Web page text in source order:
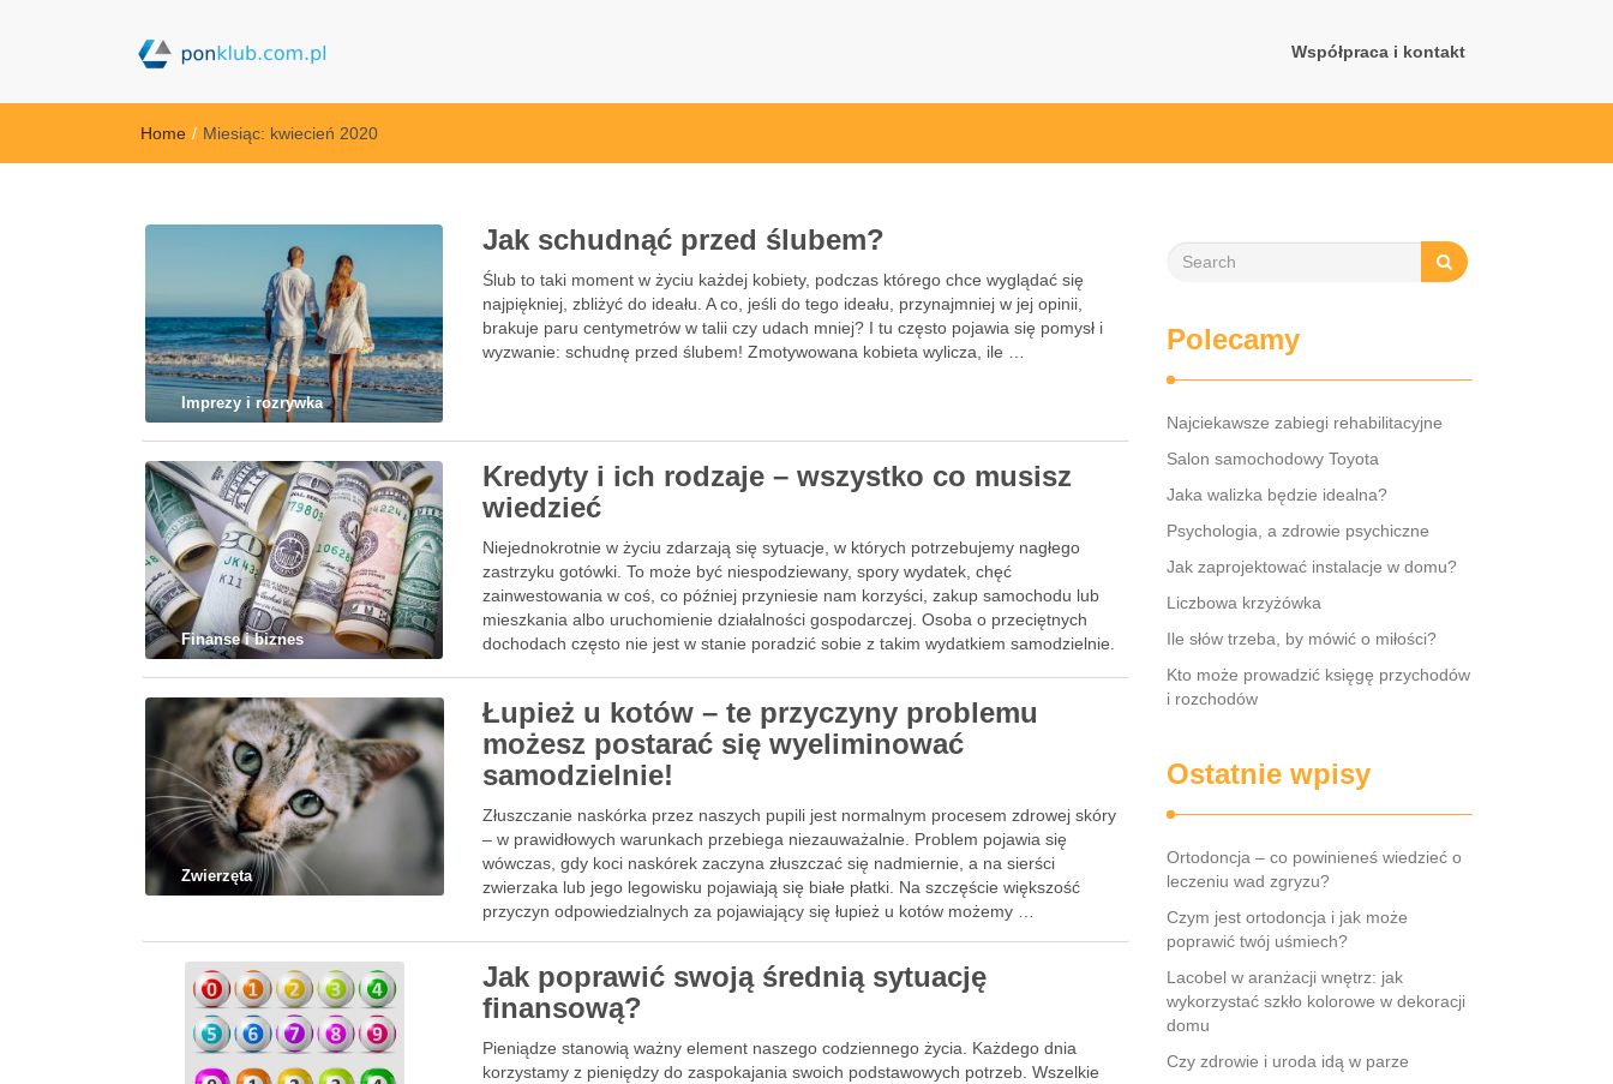
Współpraca i kontakt
Home / Miesiąc: kwiecień 2020
Imprezy i rozrywka
Jak schudnąć przed ślubem?
Ślub to taki moment w życiu każdej kobiety, podczas którego chce wyglądać się
najpiękniej, zbliżyć do ideału. A co, jeśli do tego ideału, przynajmniej w jej opinii,
brakuje paru centymetrów w talii czy udach mniej? I tu często pojawia się pomysł i
wyzwanie: schudnę przed ślubem! Zmotywowana kobieta wylicza, ile …
Finanse i biznes
Kredyty i ich rodzaje – wszystko co musisz
wiedzieć
Niejednokrotnie w życiu zdarzają się sytuacje, w których potrzebujemy nagłego
zastrzyku gotówki. To może być niespodziewany, spory wydatek, chęć
zainwestowania w coś, co później przyniesie nam korzyści, zakup samochodu lub
mieszkania albo uruchomienie działalności gospodarczej. Osoba o przeciętnych
dochodach często nie jest w stanie poradzić sobie z takim wydatkiem samodzielnie.
Zwierzęta
Łupież u kotów – te przyczyny problemu
możesz postarać się wyeliminować
samodzielnie!
Złuszczanie naskórka przez naszych pupili jest normalnym procesem zdrowej skóry
– w prawidłowych warunkach przebiega niezauważalnie. Problem pojawia się
wówczas, gdy koci naskórek zaczyna złuszczać się nadmiernie, a na sierści
zwierzaka lub jego legowisku pojawiają się białe płatki. Na szczęście większość
przyczyn odpowiedzialnych za pojawiający się łupież u kotów możemy …
Jak poprawić swoją średnią sytuację
finansową?
Pieniądze stanowią ważny element naszego codziennego życia. Każdego dnia
korzystamy z pieniędzy do zaspokajania swoich podstawowych potrzeb. Wszelkie
Polecamy
Najciekawsze zabiegi rehabilitacyjne
Salon samochodowy Toyota
Jaka walizka będzie idealna?
Psychologia, a zdrowie psychiczne
Jak zaprojektować instalacje w domu?
Liczbowa krzyżówka
Ile słów trzeba, by mówić o miłości?
Kto może prowadzić księgę przychodów
i rozchodów
Ostatnie wpisy
Ortodoncja – co powinieneś wiedzieć o
leczeniu wad zgryzu?
Czym jest ortodoncja i jak może
poprawić twój uśmiech?
Lacobel w aranżacji wnętrz: jak
wykorzystać szkło kolorowe w dekoracji
domu
Czy zdrowie i uroda idą w parze